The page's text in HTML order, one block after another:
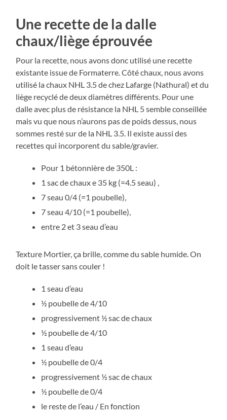
Une recette de la dalle
chaux/liège éprouvée
Pour la recette, nous avons donc utilisé une recette
existante issue de Formaterre. Côté chaux, nous avons
utilisé la chaux NHL 3.5 de chez Lafarge (Nathural) et du
liège recyclé de deux diamètres différents. Pour une
dalle avec plus de résistance la NHL 5 semble conseillée
mais vu que nous n’aurons pas de poids dessus, nous
sommes resté sur de la NHL 3.5. Il existe aussi des
recettes qui incorporent du sable/gravier.
Pour 1 bétonnière de 350L :
1 sac de chaux e 35 kg (=4.5 seau) ,
7 seau 0/4 (=1 poubelle),
7 seau 4/10 (=1 poubelle),
entre 2 et 3 seau d’eau
Texture Mortier, ça brille, comme du sable humide. On
doit le tasser sans couler !
1 seau d’eau
½ poubelle de 4/10
progressivement ½ sac de chaux
½ poubelle de 4/10
1 seau d’eau
½ poubelle de 0/4
progressivement ½ sac de chaux
½ poubelle de 0/4
le reste de l’eau / En fonction